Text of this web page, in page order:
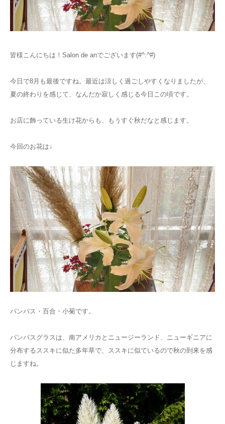
皆様こんにちは！Salon de anでございます(#^.^#)
今日で8月も最後ですね。最近は涼しく過ごしやすくなりましたが、
夏の終わりを感じて、なんだか寂しく感じる今日この頃です。
お店に飾っている生け花からも、もうすぐ秋だなと感じます。
今回のお花は↓
パンパス・百合・小菊です。
パンパスグラスは、南アメリカとニュージーランド、ニューギニアに
分布するススキに似た多年草で、ススキに似ているので秋の到来を感
じますね。
ブログ
お知らせ